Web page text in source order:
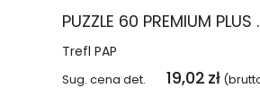
PUZZLE 60
Trefl PAP
Sug. cena det. 19,02 zł